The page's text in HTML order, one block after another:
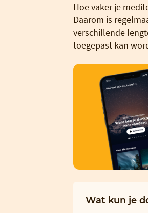
Hoe vaker je
Daarom is
verschillende
toegepast kan
Wat kun je